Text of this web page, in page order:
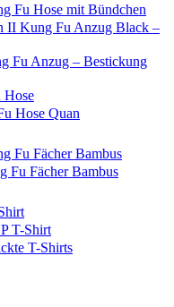
Fu Hose mit Bündchen
II Kung Fu Anzug Black –
Fu Anzug – Bestickung
Hose
Hose Quan
Fu Fächer Bambus
Fu Fächer Bambus
T-Shirt
T-Shirts